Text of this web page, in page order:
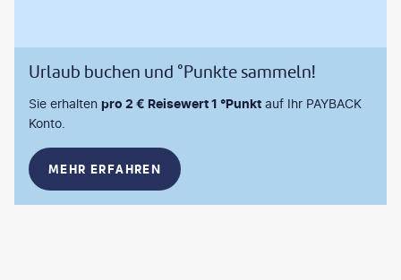
Urlaub buchen und °Punkte sammeln!
Sie erhalten pro 2 € Reisewert 1 °Punkt auf Ihr PAYBACK
Konto.
MEHR ERFAHREN